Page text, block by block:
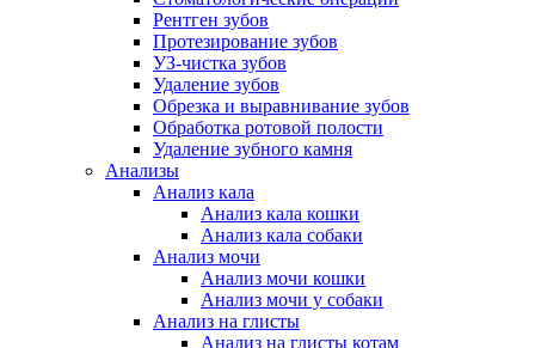
Рентген зубов
Протезирование зубов
УЗ-чистка зубов
Удаление зубов
Обрезка и выравнивание зубов
Обработка ротовой полости
Удаление зубного камня
Анализы
Анализ кала
Анализ кала кошки
Анализ кала собаки
Анализ мочи
Анализ мочи кошки
Анализ мочи у собаки
Анализ на глисты
Анализ на глисты котам